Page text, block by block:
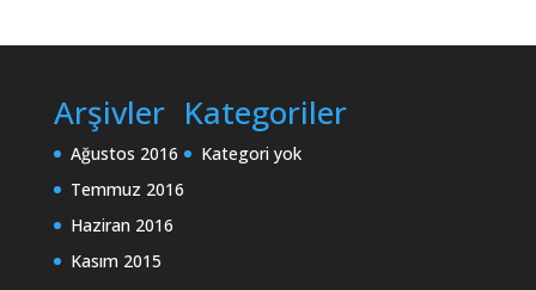
Arşivler
Ağustos 2016
Temmuz 2016
Haziran 2016
Kasım 2015
Kategoriler
Kategori yok